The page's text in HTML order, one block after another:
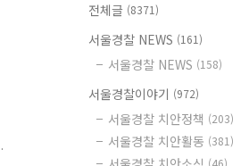
전체글 (8371)
서울경찰 NEWS (161)
서울경찰 NEWS (158)
서울경찰이야기 (972)
서울경찰 치안정책 (203)
서울경찰 치안활동 (381)
(46)